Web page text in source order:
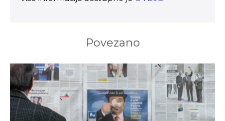
Povezano